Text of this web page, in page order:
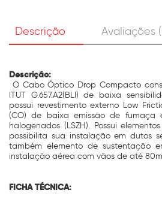
Descrição Avaliações
Descrição:
O Cabo Óptico Drop Compacto
ITUT G.657.A2(BLI) de baixa
possui revestimento externo Low
(CO) de baixa emissão de fumaça
halogenados (LSZH). Possui
possibilita sua instalação em dutos
também elemento de sustentação
instalação aérea com vãos de até
FICHA TÉCNICA: